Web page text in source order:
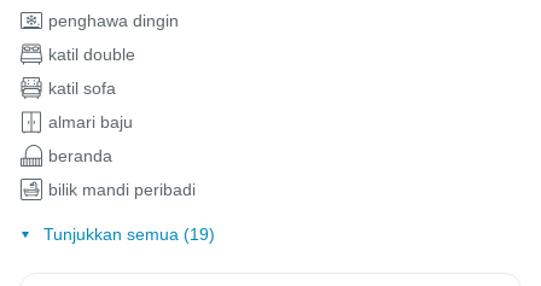
penghawa dingin
katil double
katil sofa
almari baju
beranda
bilik mandi peribadi
Tunjukkan semua (19)